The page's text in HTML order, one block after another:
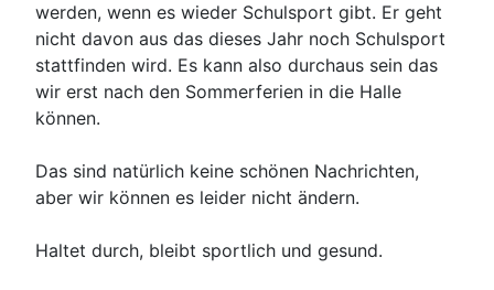
werden, wenn es wieder Schulsport gibt. Er geht
nicht davon aus das dieses Jahr noch Schulsport
stattfinden wird. Es kann also durchaus sein das
wir erst nach den Sommerferien in die Halle
können.
Das sind natürlich keine schönen Nachrichten,
aber wir können es leider nicht ändern.
Haltet durch, bleibt sportlich und gesund.